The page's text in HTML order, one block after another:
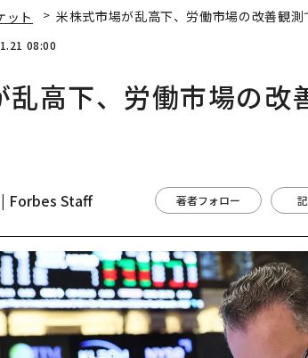
ット 米株式市場が乱高下、労働市場の改善観
08:00
乱高下、労働市場の改
Forbes Staff 著者フォロー